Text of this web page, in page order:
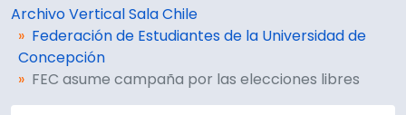
Archivo Vertical Sala Chile
Federación de Estudiantes de la Universidad de
Concepción
FEC asume campaña por las elecciones libres